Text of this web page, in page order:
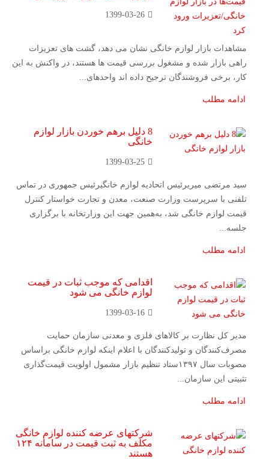
1399-03-26
مشاهدات بازار لوازم خانگی نشان می دهد، گشت های تعزیزات
راهی بازار شده و مشغول بررسی قیمت ها هستند، در واکنش به این
کار، برخی فروشندگان ترجیح داده اند واحدهای...
ادامه مطلب
8 دلیل برهم خوردن بازار لوازم
خانگی
1399-03-25
سید مرتضی میریرئیس اتحادیه لوازم خانگیرئیس جمهوری در تماس
تلفنی با سرپرست وزارت صنعت، معدن و تجارت خواستار کنترل
قیمت لوازم خانگی شد، به‌همین جهت این وزارتخانه با برگزاری
جلسه...
ادامه مطلب
اقدامی که موجب ثبات در قیمت
لوازم خانگی می‌ شود
1399-03-16
مدیر کل نظارت بر کالاهای فلزی و معدنی سازمان حمایت
مصرف‌کنندگان و تولیدکنندگان با اعلام اینکه لوازم خانگی براساس
مصوبات سال ۱۳۹۷ستاد تنظیم بازار مشمول اولویت قیمت‌گذاری
تثبیتی این سازمان...
ادامه مطلب
شرکتهای عرضه کننده لوازم خانگی
مکلف به ثبت قیمت در سامانه ۱۲۴
هستند